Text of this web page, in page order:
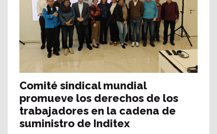
Comité sindical mundial
promueve los derechos de los
trabajadores en la cadena de
suministro de Inditex